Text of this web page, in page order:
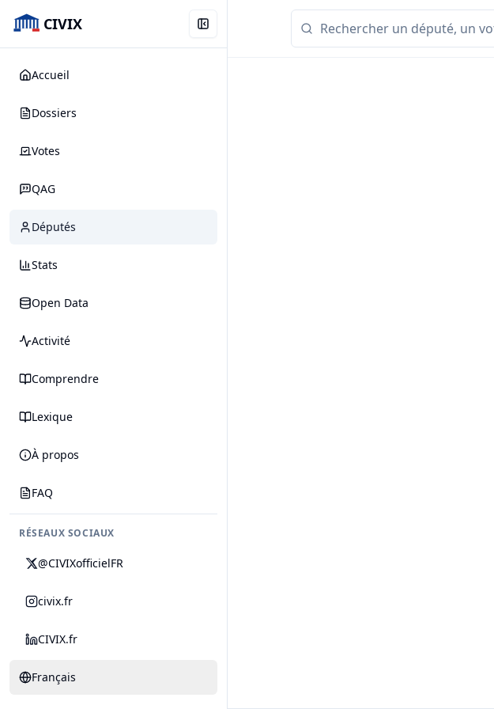
CIVIX
Accueil
Dossiers
Votes
QAG
Députés
Stats
Open Data
Activité
Comprendre
Lexique
À propos
FAQ
RÉSEAUX SOCIAUX
@CIVIXofficielFR
civix.fr
CIVIX.fr
Français